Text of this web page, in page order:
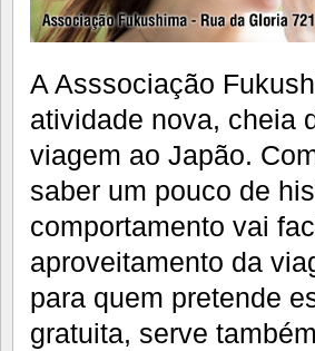
A Asssociação
atividade nova, cheia
viagem ao Japão.
saber um pouco de
comportamento vai
aproveitamento da
para quem pretende
gratuita, serve